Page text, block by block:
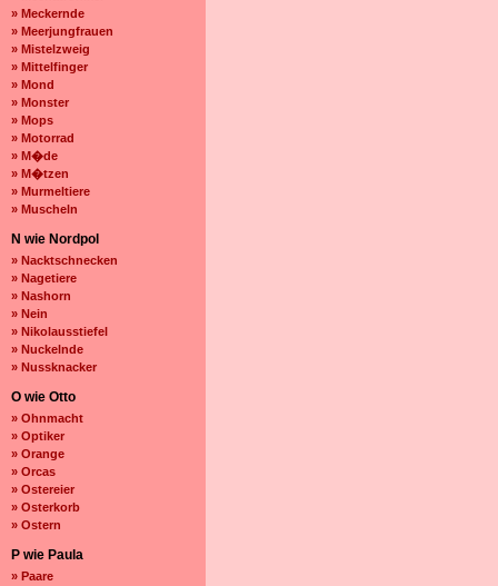
» Meckernde
» Meerjungfrauen
» Mistelzweig
» Mittelfinger
» Mond
» Monster
» Mops
» Motorrad
» M�de
» M�tzen
» Murmeltiere
» Muscheln
N wie Nordpol
» Nacktschnecken
» Nagetiere
» Nashorn
» Nein
» Nikolausstiefel
» Nuckelnde
» Nussknacker
O wie Otto
» Ohnmacht
» Optiker
» Orange
» Orcas
» Ostereier
» Osterkorb
» Ostern
P wie Paula
» Paare